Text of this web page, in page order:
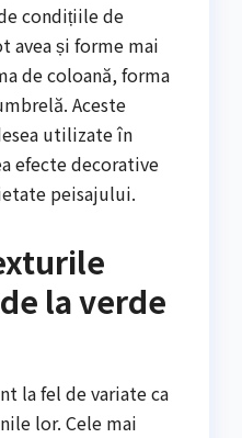
condițiile de
avea și forme mai
de coloană, forma
Aceste
utilizate în
efecte decorative
peisajului.
la verde
la fel de variate ca
lor. Cele mai